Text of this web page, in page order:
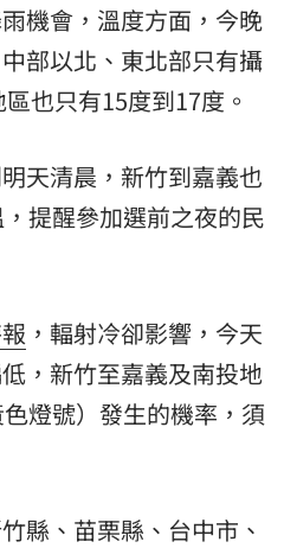
機會，溫度方面，今晚
部以北、東北部只有攝
也只有15度到17度。
天清晨，新竹到嘉義也
提醒參加選前之夜的民
，輻射冷卻影響，今天
，新竹至嘉義及南投地
燈號）發生的機率，須
縣、苗栗縣、台中市、